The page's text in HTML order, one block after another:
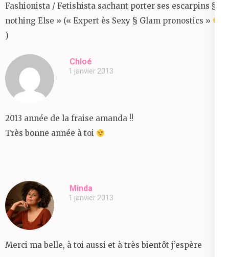
Fashionista / Fetishista sachant porter ses escarpins §
nothing Else » (« Expert ès Sexy § Glam pronostics »
)
Chloé
1 janvier 2013
2013 année de la fraise amanda !!
Très bonne année à toi
Minda
1 janvier 2013
Merci ma belle, à toi aussi et à très bientôt j’espère